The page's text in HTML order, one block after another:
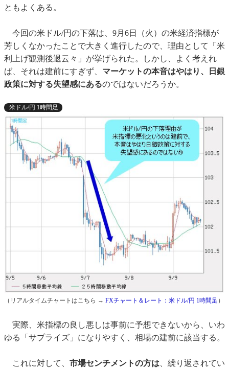
ともよくある。
今回の米ドル/円の下落は、9月6日（火）の米経済指標が
芳しくなかったことで大きく進行したので、理由として「米
利上げ観測後退云々」が挙げられた。しかし、よく考えれ
ば、それは建前にすぎず、 マーケットの本音はやはり、日銀
政策に対する失望感にあるのではないだろうか。
米ドル/円 1時間足
（リアルタイムチャートはこちら → FXチャート＆レート：米ドル/円 1時間足 ）
実際、米指標の良し悪しは事前に予想できないから、いわ
ゆる「サプライズ」になりやすく、相場の建前に該当する。
これに対して、 市場センチメントの方は 、繰り返されてい